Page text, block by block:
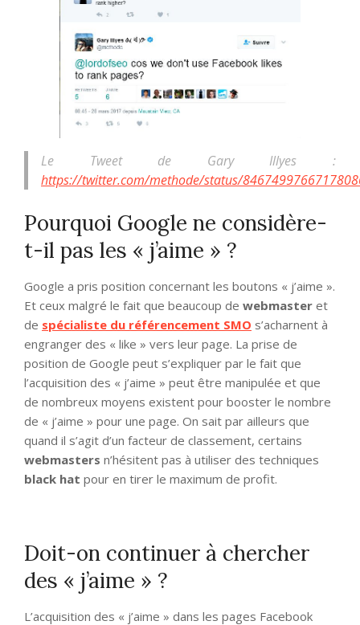
Le Tweet de Gary Illyes :
https://twitter.com/methode/status/
Pourquoi Google ne considère-
t-il pas les « j’aime » ?
Google a pris position concernant les boutons « j’aime ».
Et ceux malgré le fait que beaucoup de webmaster et
de spécialiste du référencement SMO s’acharnent à
engranger des « like » vers leur page. La prise de
position de Google peut s’expliquer par le fait que
l’acquisition des « j’aime » peut être manipulée et que
de nombreux moyens existent pour booster le nombre
de « j’aime » pour une page. On sait par ailleurs que
quand il s’agit d’un facteur de classement, certains
webmasters n’hésitent pas à utiliser des techniques
black hat pour en tirer le maximum de profit.
Doit-on continuer à chercher
des « j’aime » ?
L’acquisition des « j’aime » dans les pages Facebook